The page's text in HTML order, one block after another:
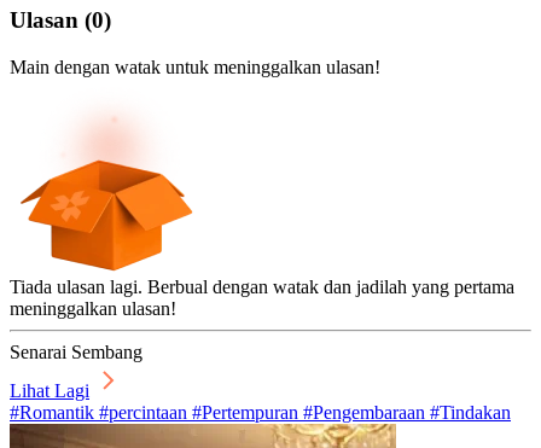
Ulasan (0)
Main dengan watak untuk meninggalkan ulasan!
Tiada ulasan lagi. Berbual dengan watak dan jadilah yang pertama
meninggalkan ulasan!
Senarai Sembang
Lihat Lagi
#Romantik #percintaan #Pertempuran #Pengembaraan #Tindakan